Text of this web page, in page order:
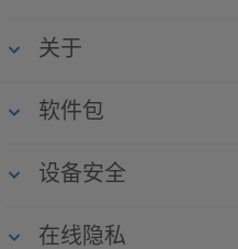
关于
软件包
设备安全
在线隐私